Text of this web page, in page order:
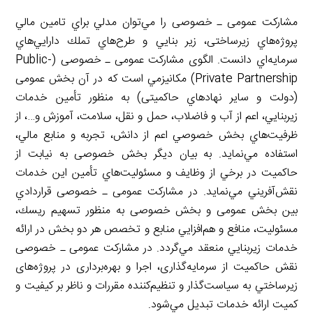
مشاركت عمومی ـ خصوصی را مي‌توان مدلي براي تامين مالي
پروژه‌هاي زيرساختی، زير بنايي و طرح‌هاي تملك دارايي‌هاي
سرمايه‌اي دانست. الگوی مشاركت عمومی ـ خصوصی (Public-
Private Partnership) مكانيزمي است كه در آن بخش عمومی
(دولت و ساير نهادهاي حاکمیتی) به منظور تأمين خدمات
زيربنايي، اعم از آب و فاضلاب، حمل و نقل، سلامت، آموزش و…، از
ظرفيت‌هاي بخش خصوصي اعم از دانش، تجربه و منابع مالي،
استفاده مي‌نمايد. به بيان ديگر بخش خصوصی به نيابت از
حاکمیت در برخي از وظايف و مسئوليت‌هاي تأمين اين خدمات
نقش‌آفريني مي‌نمايد. در مشاركت عمومی ـ خصوصی قراردادي
بين بخش عمومی و بخش خصوصی به منظور تسهيم ريسك،
مسئوليت، منافع و هم‌افزايي منابع و تخصص هر دو بخش در ارائه
خدمات زيربنايي منعقد مي‌گردد. در مشاركت عمومی ـ خصوصی
نقش حاکمیت از سرمايه‌گذاری، اجرا و بهره‌برداری در پروژه‌های
زيرساختي به سياست‌گذار و تنظيم‌كننده مقررات و ناظر بر كيفيت و
كميت ارائه خدمات تبديل مي‌شود.